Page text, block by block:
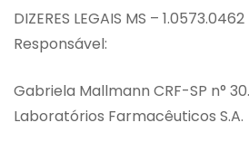
DIZERES LEGAIS MS –
Responsável:
Gabriela Mallmann CRF-SP n°
Laboratórios Farmacêuticos S.A.